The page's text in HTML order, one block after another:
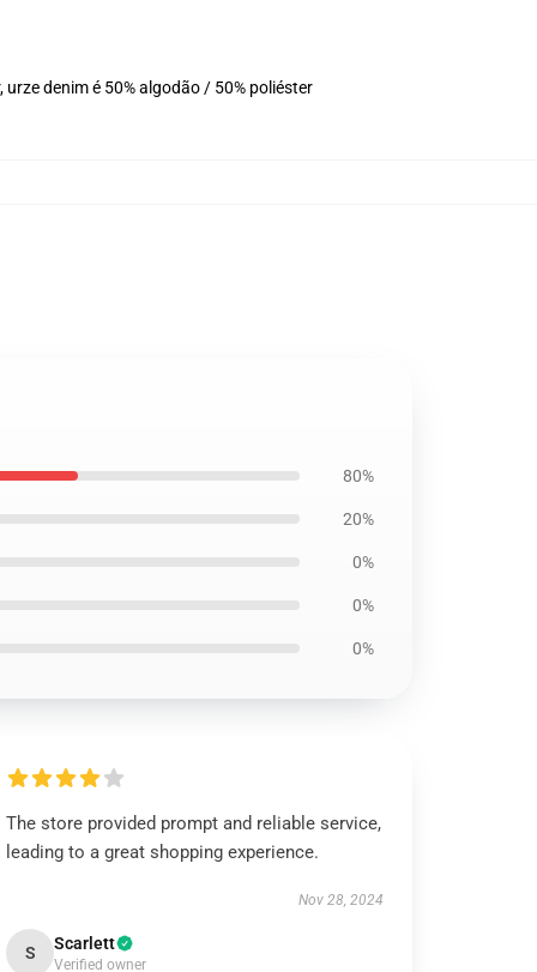
denim é 50% algodão / 50% poliéster
80%
20%
0%
0%
0%
The store provided prompt and reliable service,
leading to a great shopping experience.
Nov 28, 2024
S Scarlett
Verified owner